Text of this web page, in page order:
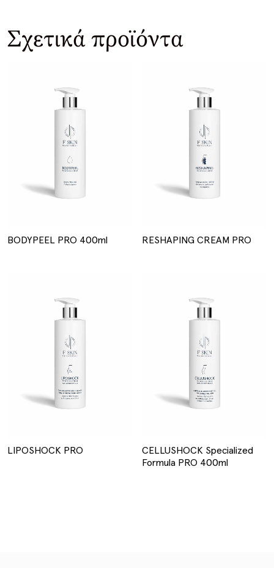
Σχετικά προϊόντα
ΒΟDYPEEL PRO 400ml RESHAPING CREAM PRO
LIPOSHOCK PRO
CELLUSHOCK Specialized
Formula PRO 400ml